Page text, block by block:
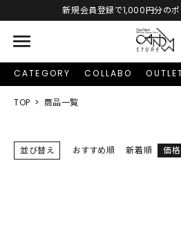
Autumn Collection予
menu
CATEGORY COLLABO
TOP 商品一覧
並び替え おすすめ順 新着順 価